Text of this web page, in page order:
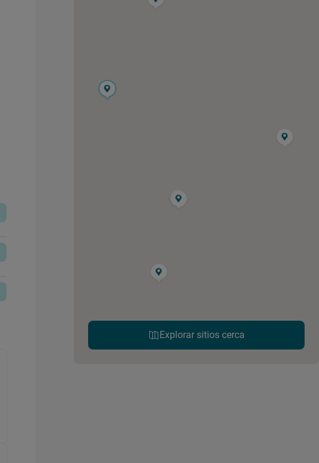
Explorar sitios cerca